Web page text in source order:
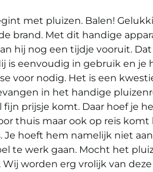
met pluizen. Balen!
brand. Met dit handige
hij nog een tijdje vooruit.
is eenvoudig in gebruik en je
voor nodig. Het is een
in het handige
prijsje komt. Daar hoef je
thuis maar ook op reis komt
Je hoeft hem namelijk niet
te werk gaan. Mocht het
worden erg vrolijk van